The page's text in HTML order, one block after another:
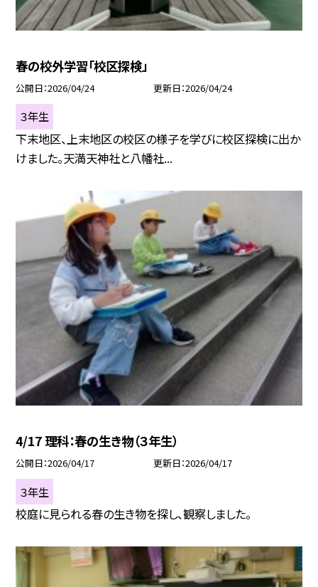
春の校外学習「校区探検」
公開日 2026/04/24 更新日 2026/04/24
３年生
下末地区、上末地区の校区の様子を学びに校区探検に出か
けました。天満天神社と八幡社...
4/17 理科：春の生き物（３年生）
公開日 2026/04/17 更新日 2026/04/17
３年生
校庭に見られる春の生き物を探し、観察しました。